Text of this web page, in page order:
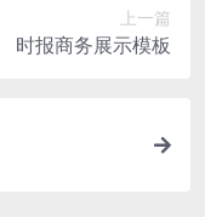
上一篇
时报商务展示模板